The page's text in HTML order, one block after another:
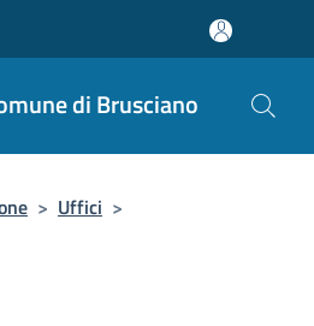
di Brusciano
> Uffici >